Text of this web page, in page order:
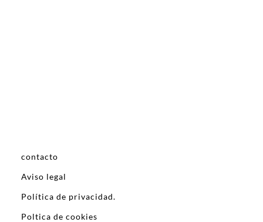
contacto
Aviso legal
Política de privacidad.
Poltica de cookies